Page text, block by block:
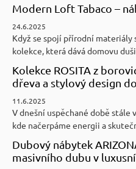
Modern Loft Tabaco –
24.6.2025
Když se spojí přírodní materiály
kolekce, která dává domovu
Kolekce ROSITA z
dřeva a stylový design
11.6.2025
V dnešní uspěchané době
kde načerpáme energii a
Dubový nábytek
masivního dubu v